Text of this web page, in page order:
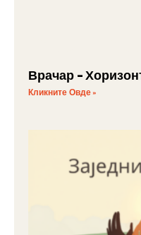
Врачар –
Кликните Овде »